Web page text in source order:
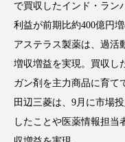
サステナブル美容
サプリ サロン
サロン経営 サ
で買収したインド・ラン
利益が前期比約400億円増
アステラス製薬は、過活
増収増益を実現。買収し
ガン剤を主力商品に育て
田辺三菱は、9月に市場
したことや医薬情報担当